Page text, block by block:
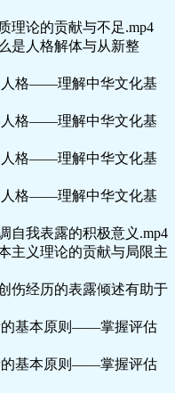
理论的贡献与不足.mp4
是人格解体与从新整
人格——理解中华文化基
人格——理解中华文化基
人格——理解中华文化基
人格——理解中华文化基
自我表露的积极意义.mp4
主义理论的贡献与局限主
伤经历的表露倾述有助于
的基本原则——掌握评估
的基本原则——掌握评估